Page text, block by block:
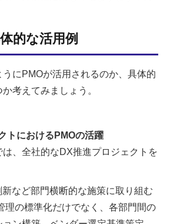
的な活用例
にPMOが活用されるのか、具体的
考えてみましょう。
トにおけるPMOの活躍
は、全社的なDX推進プロジェクトを
など部門横断的な施策に取り組む
理の標準化だけでなく、各部門間の